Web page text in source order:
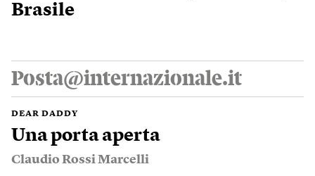
Brasile
Posta@internazionale.it
DEAR DADDY
Una porta aperta
Claudio Rossi Marcelli